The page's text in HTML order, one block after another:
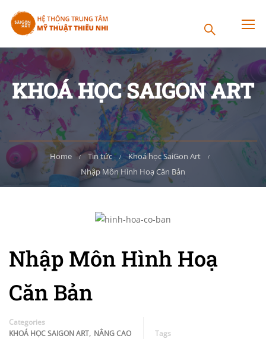
KHOÁ HỌC SAIGON ART
Home Tin tức
Khoá học SaiGon Art
Nhập Môn Hình Hoạ Căn Bản
Nhập Môn Hình Hoạ
Căn Bản
Categories
KHOÁ HỌC SAIGON ART, NÂNG CAO Tags